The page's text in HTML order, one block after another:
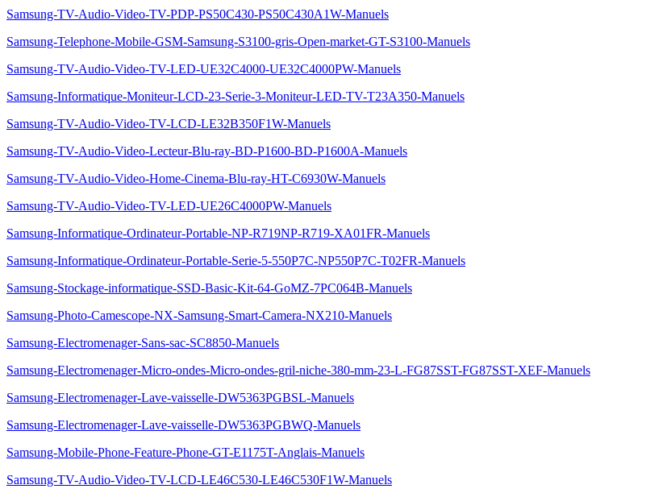
Samsung-TV-Audio-Video-TV-PDP-PS50C430-PS50C430A1W-Manuels
Samsung-Telephone-Mobile-GSM-Samsung-S3100-gris-Open-market-GT-S3100-Manuels
Samsung-TV-Audio-Video-TV-LED-UE32C4000-UE32C4000PW-Manuels
Samsung-Informatique-Moniteur-LCD-23-Serie-3-Moniteur-LED-TV-T23A350-Manuels
Samsung-TV-Audio-Video-TV-LCD-LE32B350F1W-Manuels
Samsung-TV-Audio-Video-Lecteur-Blu-ray-BD-P1600-BD-P1600A-Manuels
Samsung-TV-Audio-Video-Home-Cinema-Blu-ray-HT-C6930W-Manuels
Samsung-TV-Audio-Video-TV-LED-UE26C4000PW-Manuels
Samsung-Informatique-Ordinateur-Portable-NP-R719NP-R719-XA01FR-Manuels
Samsung-Informatique-Ordinateur-Portable-Serie-5-550P7C-NP550P7C-T02FR-Manuels
Samsung-Stockage-informatique-SSD-Basic-Kit-64-GoMZ-7PC064B-Manuels
Samsung-Photo-Camescope-NX-Samsung-Smart-Camera-NX210-Manuels
Samsung-Electromenager-Sans-sac-SC8850-Manuels
Samsung-Electromenager-Micro-ondes-Micro-ondes-gril-niche-380-mm-23-L-FG87SST-FG87SST-XEF-Manuels
Samsung-Electromenager-Lave-vaisselle-DW5363PGBSL-Manuels
Samsung-Electromenager-Lave-vaisselle-DW5363PGBWQ-Manuels
Samsung-Mobile-Phone-Feature-Phone-GT-E1175T-Anglais-Manuels
Samsung-TV-Audio-Video-TV-LCD-LE46C530-LE46C530F1W-Manuels